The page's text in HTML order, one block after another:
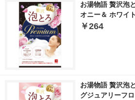
お湯物語 贅沢泡
オニー＆ ホワイ
￥264
お湯物語 贅沢泡
グジュアリーフ